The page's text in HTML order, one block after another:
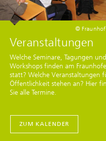
©
Veranstaltungen
Welche Seminare, Tagungen und
Workshops finden am
statt? Welche Veranstaltungen
Öffentlichkeit stehen an? Hier
Sie alle Termine.
ZUM KALENDER